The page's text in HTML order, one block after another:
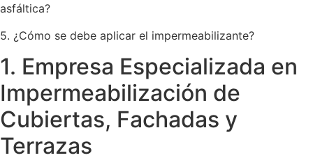
asfáltica?
5. ¿Cómo se debe aplicar el impermeabilizante?
1. Empresa Especializada en
Impermeabilización de
Cubiertas, Fachadas y
Terrazas